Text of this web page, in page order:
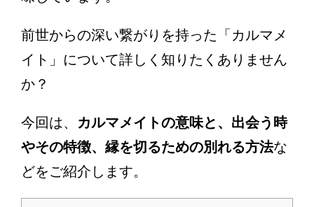
前世からの深い繋がりを持った「カルマメ
イト」について詳しく知りたくありません
か？
今回は、 カルマメイトの意味と、出会う時
やその特徴、縁を切るための別れる方法な
どをご紹介します。